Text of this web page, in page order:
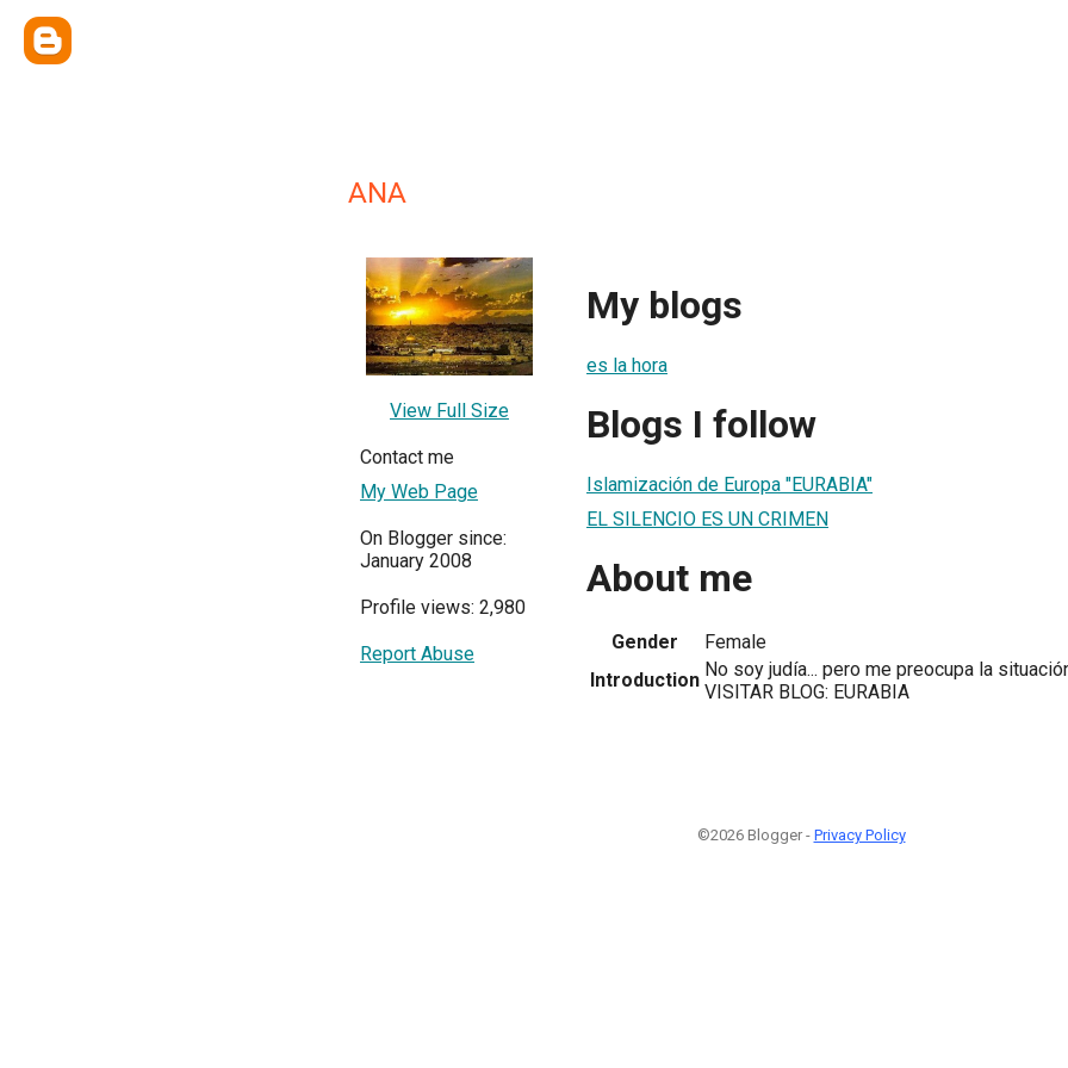
ANA
View Full Size
Contact me
My Web Page
On Blogger since:
January 2008
Profile views: 2,980
Report Abuse
My blogs
es la hora
Blogs I follow
Islamización de Europa "EURABIA"
EL SILENCIO ES UN CRIMEN
About me
Gender
Female
Introduction No soy judía... pero me preocupa la
VISITAR BLOG: EURABIA
©2026 Blogger - Privacy Policy